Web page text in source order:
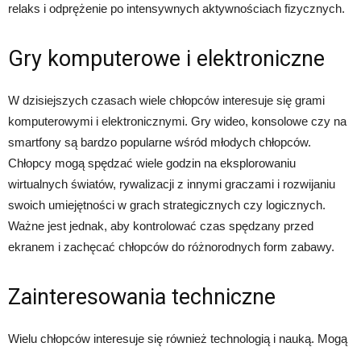
relaks i odprężenie po intensywnych aktywnościach fizycznych.
Gry komputerowe i elektroniczne
W dzisiejszych czasach wiele chłopców interesuje się grami
komputerowymi i elektronicznymi. Gry wideo, konsolowe czy na
smartfony są bardzo popularne wśród młodych chłopców.
Chłopcy mogą spędzać wiele godzin na eksplorowaniu
wirtualnych światów, rywalizacji z innymi graczami i rozwijaniu
swoich umiejętności w grach strategicznych czy logicznych.
Ważne jest jednak, aby kontrolować czas spędzany przed
ekranem i zachęcać chłopców do różnorodnych form zabawy.
Zainteresowania techniczne
Wielu chłopców interesuje się również technologią i nauką. Mogą